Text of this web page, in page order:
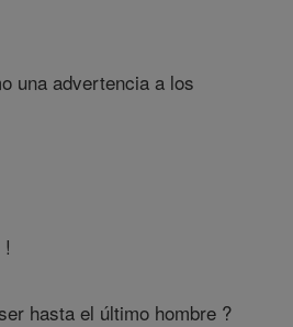
una advertencia a los
hasta el último hombre ?